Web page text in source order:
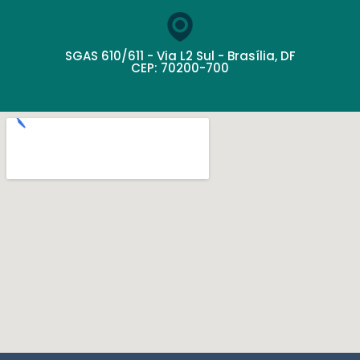
SGAS 610/611 - Via L2 Sul - Brasília, DF
CEP: 70200-700